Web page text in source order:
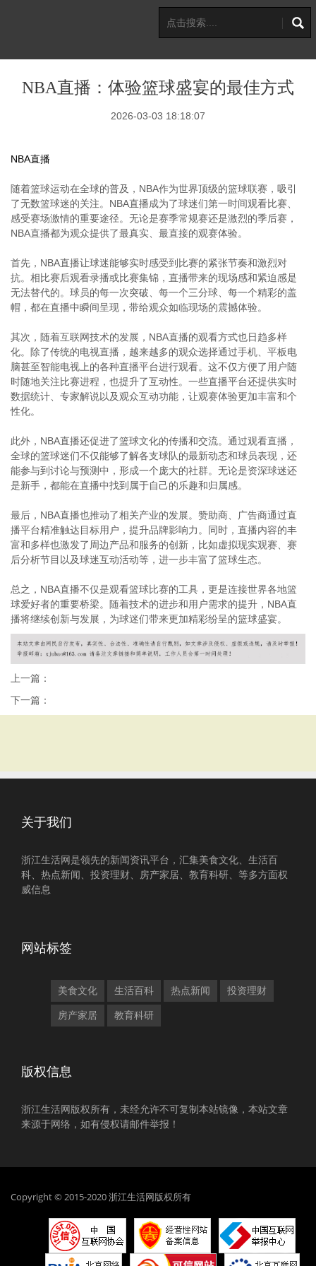
NBA直播：体验篮球盛宴的最佳方式
2026-03-03 18:18:07
NBA直播
随着篮球运动在全球的普及，NBA作为世界顶级的篮球联赛，吸引
了无数篮球迷的关注。NBA直播成为了球迷们第一时间观看比赛、
感受赛场激情的重要途径。无论是赛季常规赛还是激烈的季后赛，
NBA直播都为观众提供了最真实、最直接的观赛体验。
首先，NBA直播让球迷能够实时感受到比赛的紧张节奏和激烈对
抗。相比赛后观看录播或比赛集锦，直播带来的现场感和紧迫感是
无法替代的。球员的每一次突破、每一个三分球、每一个精彩的盖
帽，都在直播中瞬间呈现，带给观众如临现场的震撼体验。
其次，随着互联网技术的发展，NBA直播的观看方式也日趋多样
化。除了传统的电视直播，越来越多的观众选择通过手机、平板电
脑甚至智能电视上的各种直播平台进行观看。这不仅方便了用户随
时随地关注比赛进程，也提升了互动性。一些直播平台还提供实时
数据统计、专家解说以及观众互动功能，让观赛体验更加丰富和个
性化。
此外，NBA直播还促进了篮球文化的传播和交流。通过观看直播，
全球的篮球迷们不仅能够了解各支球队的最新动态和球员表现，还
能参与到讨论与预测中，形成一个庞大的社群。无论是资深球迷还
是新手，都能在直播中找到属于自己的乐趣和归属感。
最后，NBA直播也推动了相关产业的发展。赞助商、广告商通过直
播平台精准触达目标用户，提升品牌影响力。同时，直播内容的丰
富和多样也激发了周边产品和服务的创新，比如虚拟现实观赛、赛
后分析节目以及球迷互动活动等，进一步丰富了篮球生态。
总之，NBA直播不仅是观看篮球比赛的工具，更是连接世界各地篮
球爱好者的重要桥梁。随着技术的进步和用户需求的提升，NBA直
播将继续创新与发展，为球迷们带来更加精彩纷呈的篮球盛宴。
上一篇：
下一篇：
关于我们
浙江生活网是领先的新闻资讯平台，汇集美食文化、生活百
科、热点新闻、投资理财、房产家居、教育科研、等多方面权
威信息
网站标签
美食文化 生活百科 热点新闻 投资理财
房产家居 教育科研
版权信息
浙江生活网版权所有，未经允许不可复制本站镜像，本站文章
来源于网络，如有侵权请邮件举报！
Copyright © 2015-2020 浙江生活网版权所有